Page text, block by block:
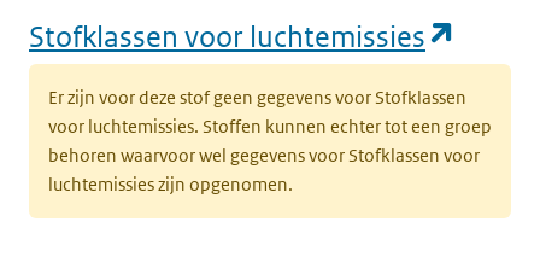
Stofklassen voor luchtemissies
Er zijn voor deze stof geen gegevens voor Stofklassen
voor luchtemissies. Stoffen kunnen echter tot een groep
behoren waarvoor wel gegevens voor Stofklassen voor
luchtemissies zijn opgenomen.